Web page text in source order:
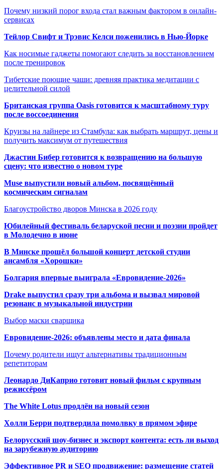
Почему низкий порог входа стал важным фактором в онлайн-
сервисах
Тейлор Свифт и Трэвис Келси поженились в Нью-Йорке
Как носимые гаджеты помогают следить за восстановлением
после тренировок
Тибетские поющие чаши: древняя практика медитации с
целительной силой
Британская группа Oasis готовится к масштабному туру
после воссоединения
Круизы на лайнере из Стамбула: как выбрать маршрут, цены и
получить максимум от путешествия
Джастин Бибер готовится к возвращению на большую
сцену: что известно о новом туре
Muse выпустили новый альбом, посвящённый
космическим сигналам
Благоустройство дворов Минска в 2026 году
Юбилейный фестиваль беларуской песни и поэзии пройдет
в Молодечно в июне
В Минске прошёл большой концерт детской студии
ансамбля «Хорошки»
Болгария впервые выиграла «Евровидение-2026»
Drake выпустил сразу три альбома и вызвал мировой
резонанс в музыкальной индустрии
Выбор маски сварщика
Евровидение-2026: объявлены место и дата финала
Почему родители ищут альтернативы традиционным
репетиторам
Леонардо ДиКаприо готовит новый фильм с крупным
режиссёром
The White Lotus продлён на новый сезон
Холли Берри подтвердила помолвку в прямом эфире
Белорусский шоу-бизнес и экспорт контента: есть ли выход
на зарубежную аудиторию
Эффективное PR и SEO продвижение: размещение статей